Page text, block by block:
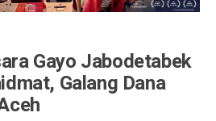
Gayo Jabodetabek
Galang Dana